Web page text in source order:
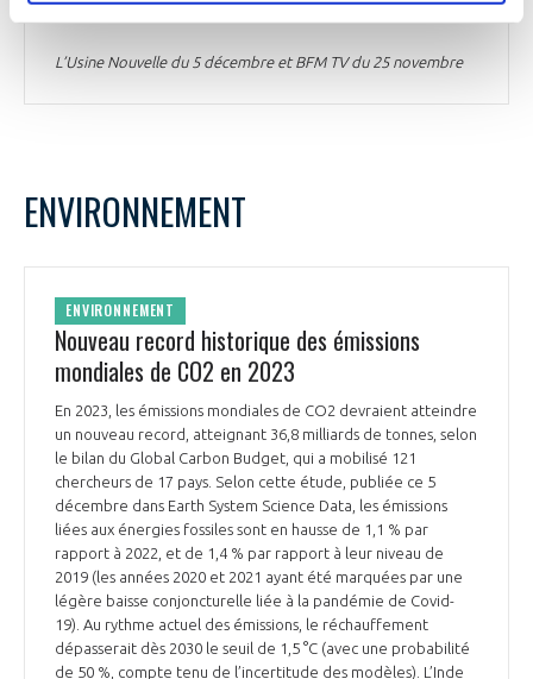
L’Usine Nouvelle du 5 décembre et BFM TV du 25 novembre
ENVIRONNEMENT
ENVIRONNEMENT
Nouveau record historique des émissions
mondiales de CO2 en 2023
En 2023, les émissions mondiales de CO2 devraient atteindre
un nouveau record, atteignant 36,8 milliards de tonnes, selon
le bilan du Global Carbon Budget, qui a mobilisé 121
chercheurs de 17 pays. Selon cette étude, publiée ce 5
décembre dans Earth System Science Data, les émissions
liées aux énergies fossiles sont en hausse de 1,1 % par
rapport à 2022, et de 1,4 % par rapport à leur niveau de
2019 (les années 2020 et 2021 ayant été marquées par une
légère baisse conjoncturelle liée à la pandémie de Covid-
19). Au rythme actuel des émissions, le réchauffement
dépasserait dès 2030 le seuil de 1,5 °C (avec une probabilité
de 50 %, compte tenu de l’incertitude des modèles). L’Inde